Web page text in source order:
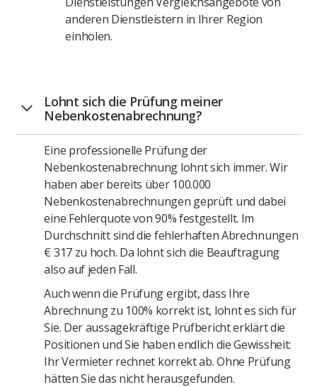
anderen Dienstleistern in Ihrer Region
einholen.
Lohnt sich die Prüfung meiner
Nebenkostenabrechnung?
Eine professionelle Prüfung der
Nebenkostenabrechnung lohnt sich immer. Wir
haben aber bereits über 100.000
Nebenkostenabrechnungen geprüft und dabei
eine Fehlerquote von 90% festgestellt. Im
Durchschnitt sind die fehlerhaften Abrechnungen
€ 317 zu hoch. Da lohnt sich die Beauftragung
also auf jeden Fall.
Auch wenn die Prüfung ergibt, dass Ihre
Abrechnung zu 100% korrekt ist, lohnt es sich für
Sie. Der aussagekräftige Prüfbericht erklärt die
Positionen und Sie haben endlich die Gewissheit:
Ihr Vermieter rechnet korrekt ab. Ohne Prüfung
hätten Sie das nicht herausgefunden.